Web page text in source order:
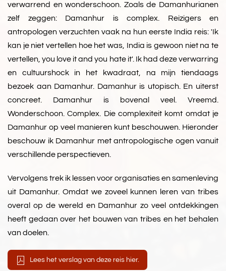
verwarrend en wonderschoon. Zoals de Damanhurianen
zelf zeggen: Damanhur is complex. Reizigers en
antropologen verzuchten vaak na hun eerste India reis: 'Ik
kan je niet vertellen hoe het was, India is gewoon niet na te
vertellen, you love it and you hate it'. Ik had deze verwarring
en cultuurshock in het kwadraat, na mijn tiendaags
bezoek aan Damanhur. Damanhur is utopisch. En uiterst
concreet. Damanhur is bovenal veel. Vreemd.
Wonderschoon. Complex. Die complexiteit komt omdat je
Damanhur op veel manieren kunt beschouwen. Hieronder
beschouw ik Damanhur met antropologische ogen vanuit
verschillende perspectieven.
Vervolgens trek ik lessen voor organisaties en samenleving
uit Damanhur. Omdat we zoveel kunnen leren van tribes
overal op de wereld en Damanhur zo veel ontdekkingen
heeft gedaan over het bouwen van tribes en het behalen
van doelen.
Lees het verslag van deze reis hier.